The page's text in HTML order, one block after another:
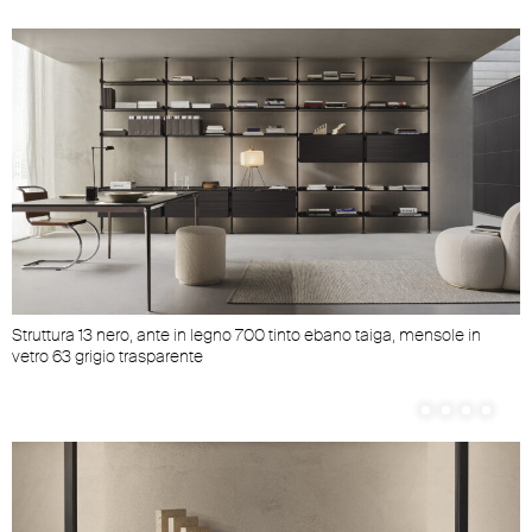
Struttura 13 nero, ante in legno 700 tinto ebano taiga, mensole in
vetro 63 grigio trasparente